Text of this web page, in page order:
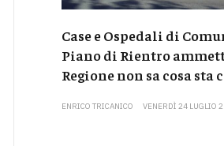
Case e Ospedali di
Piano di Rientro
Regione non sa cosa sta
ENRICO TRICANICO VENERDÌ 24 LUGLIO